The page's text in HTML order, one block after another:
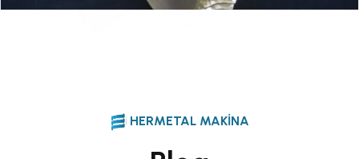
HERMETAL MAKINA